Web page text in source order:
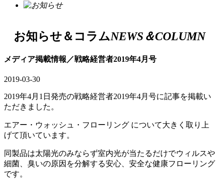
お知らせ＆コラムNEWS＆COLUMN
メディア掲載情報／戦略経営者2019年4月号
2019-03-30
2019年4月1日発売の戦略経営者2019年4月号に記事を掲載い
ただきました。
エアー・ウォッシュ・フローリング について大きく取り上
げて頂いています。
同製品は太陽光のみならず室内光が当たるだけでウィルスや
細菌、臭いの原因を分解する安心、安全な健康フローリング
です。